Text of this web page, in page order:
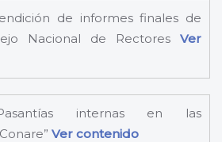
de informes finales de
Nacional de Rectores Ver
internas en las
Ver contenido